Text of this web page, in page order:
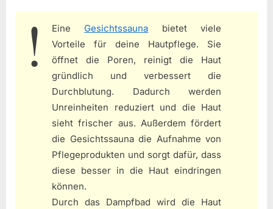
Eine Gesichtssauna bietet viele
Vorteile für deine Hautpflege. Sie
öffnet die Poren, reinigt die Haut
gründlich und verbessert die
Durchblutung. Dadurch werden
Unreinheiten reduziert und die Haut
sieht frischer aus. Außerdem fördert
die Gesichtssauna die Aufnahme von
Pflegeprodukten und sorgt dafür, dass
diese besser in die Haut eindringen
können.
Durch das Dampfbad wird die Haut